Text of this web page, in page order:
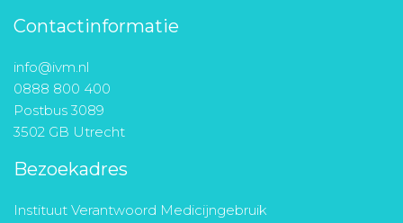
Contactinformatie
info@ivm.nl
0888 800 400
Postbus 3089
3502 GB Utrecht
Bezoekadres
Instituut Verantwoord Medicijngebruik